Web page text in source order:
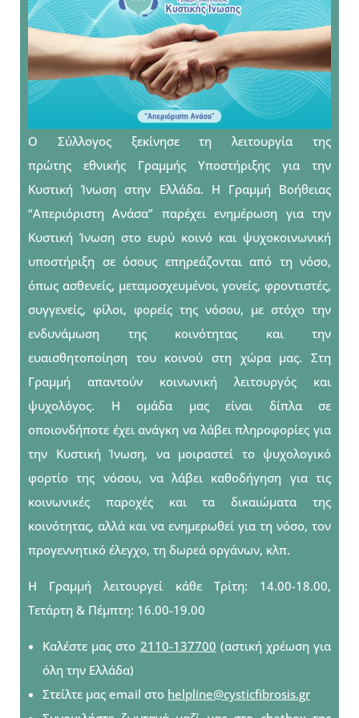
Ο Σύλλογος ξεκίνησε τη λειτουργία της
πρώτης εθνικής Γραμμής Υποστήριξης για την
Κυστική Ίνωση στην Ελλάδα. Η Γραμμή Βοήθειας
“Απεριόριστη Ανάσα” παρέχει ενημέρωση για την
Κυστική Ίνωση στο ευρύ κοινό και ψυχοκοινωνική
υποστήριξη σε όσους επηρεάζονται από τη νόσο,
όπως ασθενείς, μεταμοσχευμένοι, γονείς, φροντιστές,
συγγενείς, φίλοι, φορείς της νόσου, με στόχο την
ενδυνάμωση της κοινότητας και την
ευαισθητοποίηση του κοινού στη χώρα μας. Στη
Γραμμή απαντούν κοινωνική λειτουργός και
ψυχολόγος. Η ομάδα μας είναι δίπλα σε
οποιονδήποτε έχει ανάγκη να λάβει πληροφορίες για
την Κυστική Ίνωση, να μοιραστεί το ψυχολογικό
φορτίο της νόσου, να λάβει καθοδήγηση για τις
κοινωνικές παροχές και τα δικαιώματα της
κοινότητας, αλλά και να ενημερωθεί για τη νόσο, τον
προγεννητικό έλεγχο, τη δωρεά οργάνων, κλπ.
Η Γραμμή λειτουργεί κάθε Τρίτη: 14.00-18.00,
Τετάρτη & Πέμπτη: 16.00-19.00
Καλέστε μας στο 2110-137700 (αστική χρέωση για
όλη την Ελλάδα)
Στείλτε μας email στο helpline@cysticfibrosis.gr